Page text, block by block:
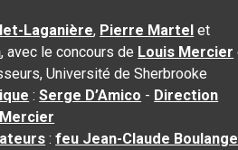
Laganière, Pierre Martel et
, avec le concours de Louis Mercier
Université de Sherbrooke
:Serge D’Amico - Direction
:feu Jean-Claude